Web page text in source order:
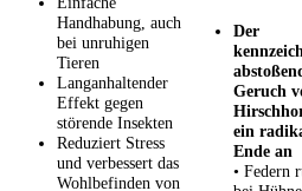
Handhabung, auch
bei unruhigen
Tieren
Langanhaltender
Effekt gegen
störende Insekten
Reduziert Stress
und verbessert das
Wohlbefinden von
Der
Geruch
ein
Ende an
• Federn